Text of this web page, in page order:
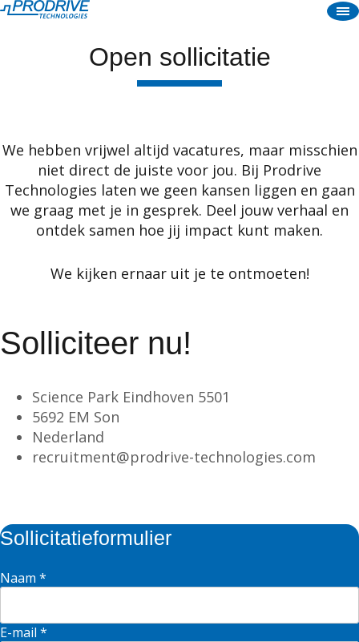
Vacatures
NL
EN
Open sollicitatie
We hebben vrijwel altijd vacatures, maar misschien
niet direct de juiste voor jou. Bij Prodrive
Technologies laten we geen kansen liggen en gaan
we graag met je in gesprek. Deel jouw verhaal en
ontdek samen hoe jij impact kunt maken.
We kijken ernaar uit je te ontmoeten!
Solliciteer nu!
Science Park Eindhoven 5501
5692 EM Son
Nederland
recruitment@prodrive-technologies.com
Sollicitatieformulier
Naam *
E-mail *